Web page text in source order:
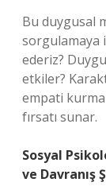
Bu duygusal
sorgulamaya
ederiz?
etkiler?
empati kurma
fırsatı sunar.
Sosyal
ve Davranış